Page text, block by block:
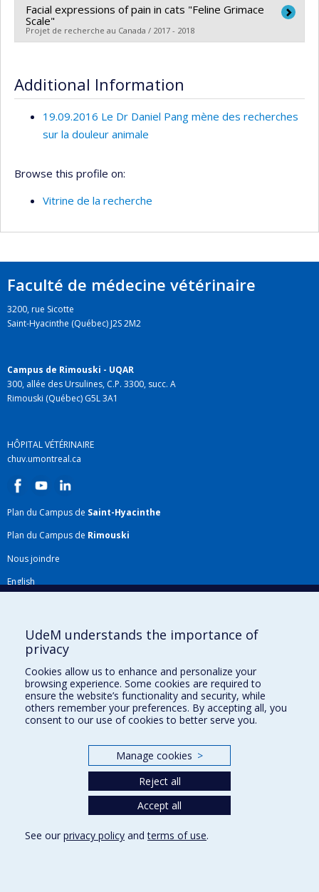
subvention à la découverte individuelle ou de groupe
Lead researcher : Daniel Pang
Funding sources:American College of Laboratory
Animal Medicine Foundation
Facial expressions of pain in cats "Feline Grimace
Scale"
Projet de recherche au Canada / 2017 - 2018
Co-researchers : Daniel Pang
Funding sources:International Veterinaty Academy of
Pain Management (IVAPM) Foundation
Grant programs:
Additional Information
19.09.2016 Le Dr Daniel Pang mène des recherches
sur la douleur animale
Browse this profile on:
Vitrine de la recherche
Faculté de médecine vétérinaire
3200, rue Sicotte
Saint-Hyacinthe (Québec) J2S 2M2
Campus de Rimouski - UQAR
300, allée des Ursulines, C.P. 3300, succ. A
Rimouski (Québec) G5L 3A1
HÔPITAL VÉTÉRINAIRE
chuv.umontreal.ca
Plan du Campus de Saint-Hyacinthe
Plan du Campus de Rimouski
Nous joindre
English
Plan du site
Accessibilité
Gabarits et image de marque
Agenda FMV & calendrier académique
La Faculté de médecine vétérinaire de l'Université de Montréal détient
UdeM understands the importance of
privacy
Cookies allow us to enhance and personalize your
browsing experience. Some cookies are required to
ensure the website’s functionality and security, while
others remember your preferences. By accepting all, you
consent to our use of cookies to better serve you.
Manage cookies >
Reject all
Accept all
See our privacy policy andterms of use.